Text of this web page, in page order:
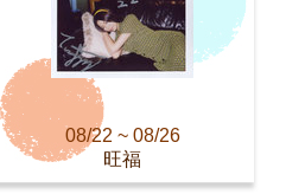
08/22 ~ 08/26
旺福